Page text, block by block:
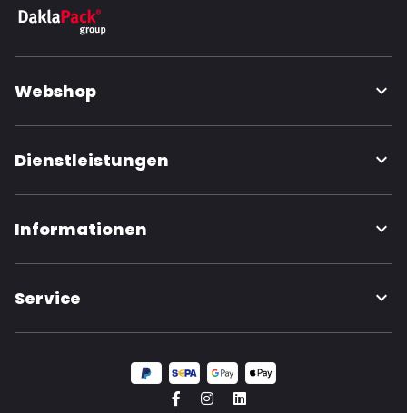
Webshop
Dienstleistungen
Informationen
Service